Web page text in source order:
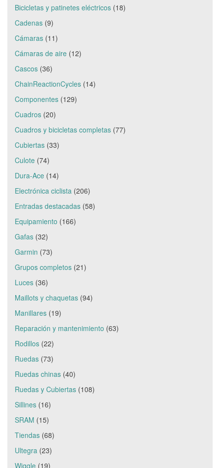
Bicicletas y patinetes eléctricos (18)
Cadenas (9)
Cámaras (11)
Cámaras de aire (12)
Cascos (36)
ChainReactionCycles (14)
Componentes (129)
Cuadros (20)
Cuadros y bicicletas completas (77)
Cubiertas (33)
Culote (74)
Dura-Ace (14)
Electrónica ciclista (206)
Entradas destacadas (58)
Equipamiento (166)
Gafas (32)
Garmin (73)
Grupos completos (21)
Luces (36)
Maillots y chaquetas (94)
Manillares (19)
Reparación y mantenimiento (63)
Rodillos (22)
Ruedas (73)
Ruedas chinas (40)
Ruedas y Cubiertas (108)
Sillines (16)
SRAM (15)
Tiendas (68)
Ultegra (23)
Wiggle (19)